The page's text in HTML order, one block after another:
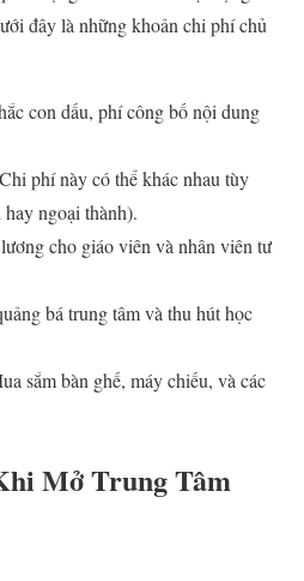
đây là những khoản chi phí chủ
con dấu, phí công bố nội dung
phí này có thể khác nhau tùy
ngoại thành).
cho giáo viên và nhân viên tư
bá trung tâm và thu hút học
sắm bàn ghế, máy chiếu, và các
Mở Trung Tâm